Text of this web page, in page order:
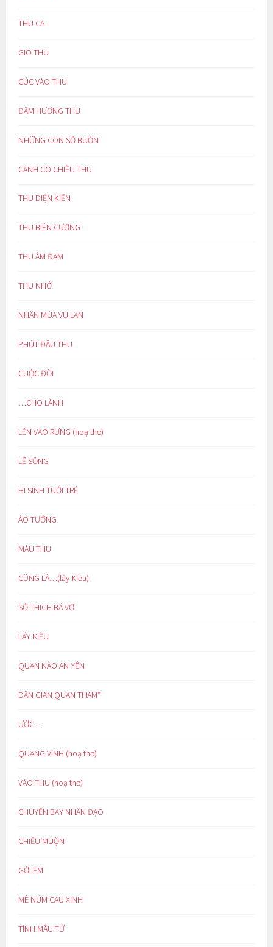
THU CA
GIÓ THU
CÚC VÀO THU
ĐẬM HƯƠNG THU
NHỮNG CON SỐ BUỒN
CÁNH CÒ CHIỀU THU
THU DIỆN KIẾN
THU BIÊN CƯƠNG
THU ẢM ĐẠM
THU NHỚ
NHÂN MÙA VU LAN
PHÚT ĐẦU THU
CUỘC ĐỜI
…CHO LÀNH
LẺN VÀO RỪNG (hoạ thơ)
LẼ SỐNG
HI SINH TUỔI TRẺ
ẢO TƯỞNG
MÀU THU
CŨNG LÀ…(lẩy Kiều)
SỞ THÍCH BÁ VƠ
LẨY KIỀU
QUAN NÀO AN YÊN
DÂN GIAN QUAN THAM*
ƯỚC…
QUANG VINH (hoạ thơ)
VÀO THU (hoạ thơ)
CHUYẾN BAY NHÂN ĐẠO
CHIỀU MUỘN
GỞI EM
MÊ NÚM CAU XINH
TÌNH MẪU TỬ